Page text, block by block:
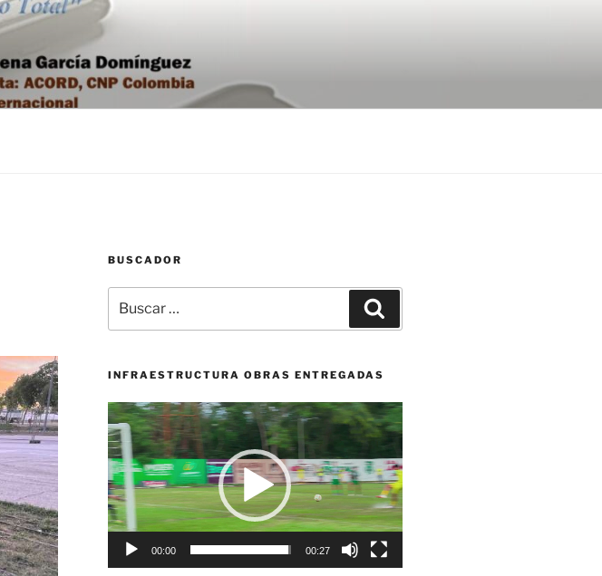
BUSCADOR
por:
INFRAESTRUCTURA OBRAS ENTREGADAS
Reproductor
de
vídeo
00:00 00:27